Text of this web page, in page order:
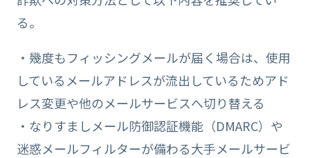
る。
・幾度もフィッシングメールが届く場合は、使用
しているメールアドレスが流出しているためアド
レス変更や他のメールサービスへ切り替える
・なりすましメール防御認証機能（DMARC）や
迷惑メールフィルターが備わる大手メールサービ